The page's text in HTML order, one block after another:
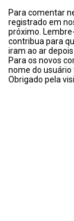
Para comentar
registrado em
próximo.
contribua para
iram ao ar
Para os novos
nome do usuário
Obrigado pela